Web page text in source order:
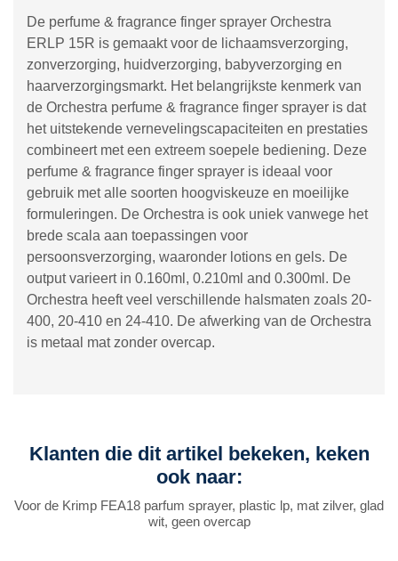
De perfume & fragrance finger sprayer Orchestra
ERLP 15R is gemaakt voor de lichaamsverzorging,
zonverzorging, huidverzorging, babyverzorging en
haarverzorgingsmarkt. Het belangrijkste kenmerk van
de Orchestra perfume & fragrance finger sprayer is dat
het uitstekende vernevelingscapaciteiten en prestaties
combineert met een extreem soepele bediening. Deze
perfume & fragrance finger sprayer is ideaal voor
gebruik met alle soorten hoogviskeuze en moeilijke
formuleringen. De Orchestra is ook uniek vanwege het
brede scala aan toepassingen voor
persoonsverzorging, waaronder lotions en gels. De
output varieert in 0.160ml, 0.210ml and 0.300ml. De
Orchestra heeft veel verschillende halsmaten zoals 20-
400, 20-410 en 24-410. De afwerking van de Orchestra
is metaal mat zonder overcap.
Klanten die dit artikel bekeken, keken
ook naar:
Voor de Krimp FEA18 parfum sprayer, plastic lp, mat zilver, glad
wit, geen overcap